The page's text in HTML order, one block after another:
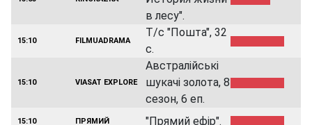
в лесу".
15:10 FILMUADRAMA
Т/с "Пошта", 32
с.
15:10 VIASAT EXPLORE
Австралійські
шукачі золота, 8
сезон, 6 еп.
15:10 ПРЯМИЙ "Прямий ефір".